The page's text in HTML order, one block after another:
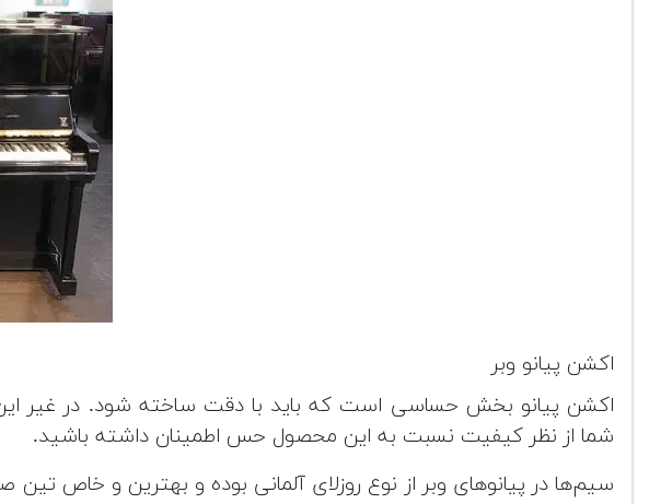
اکشن پیانو وبر
اکشن پیانو بخش حساسی است که باید با دقت ساخته شود. در غیر
شما از نظر کیفیت نسبت به این محصول حس اطمینان داشته باشید.
سیم‌ها در پیانوهای وبر از نوع روزلای آلمانی بوده و بهترین و خاص